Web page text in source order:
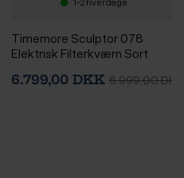
Timemore Sculptor 078
Elektrisk Filterkværn Sort
6.799,00 DKK 6.999,00 DKK